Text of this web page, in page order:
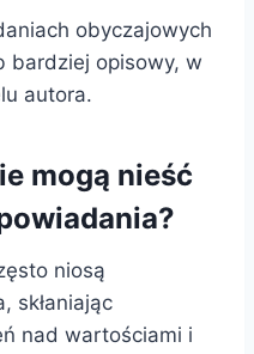
obyczajowych
bardziej opisowy, w
autora.
mogą nieść
niosą
skłaniając
nad wartościami i